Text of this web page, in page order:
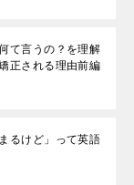
て言うの？を理解
正される理由前編
るけど」って英語